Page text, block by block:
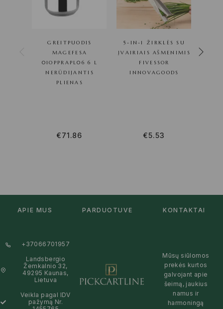
GREITPUODIS
MAGEFESA
01OPPRAPL06 6 L
NERŪDIJANTIS
PLIENAS
€71.86
5-IN-1 ŽIRKLĖS SU
ĮVAIRIAIS AŠMENIMIS
FIVESSOR
INNOVAGOODS
€5.53
APIE MUS PARDUOTUVĖ KONTAKTAI
+37066701957
Landsbergio
Žemkalnio 32,
49295 Kaunas,
Lietuva
Veikla pagal IDV
pažymą Nr.
Mūsų siūlomos
prekės kurtos
galvojant apie
šeimą, jaukius
namus ir
harmoningą